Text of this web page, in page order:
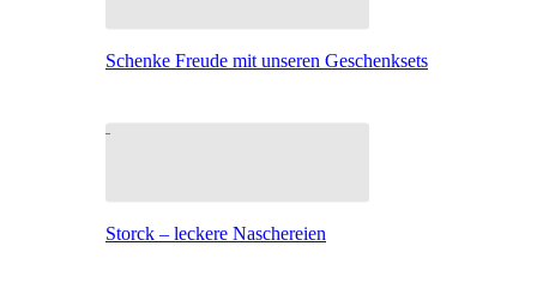
Schenke Freude mit unseren Geschenksets
Storck – leckere Naschereien